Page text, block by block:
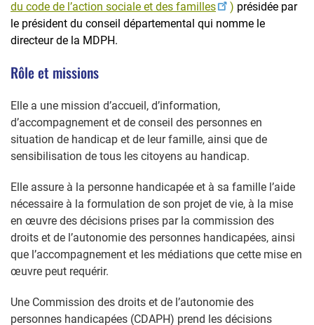
du code de l’action sociale et des familles
) présidée par
le président du conseil départemental qui nomme le
directeur de la MDPH.
Rôle et missions
Elle a une mission d’accueil, d’information,
d’accompagnement et de conseil des personnes en
situation de handicap et de leur famille, ainsi que de
sensibilisation de tous les citoyens au handicap.
Elle assure à la personne handicapée et à sa famille l’aide
nécessaire à la formulation de son projet de vie, à la mise
en œuvre des décisions prises par la commission des
droits et de l’autonomie des personnes handicapées, ainsi
que l’accompagnement et les médiations que cette mise en
œuvre peut requérir.
Une Commission des droits et de l’autonomie des
personnes handicapées (CDAPH) prend les décisions